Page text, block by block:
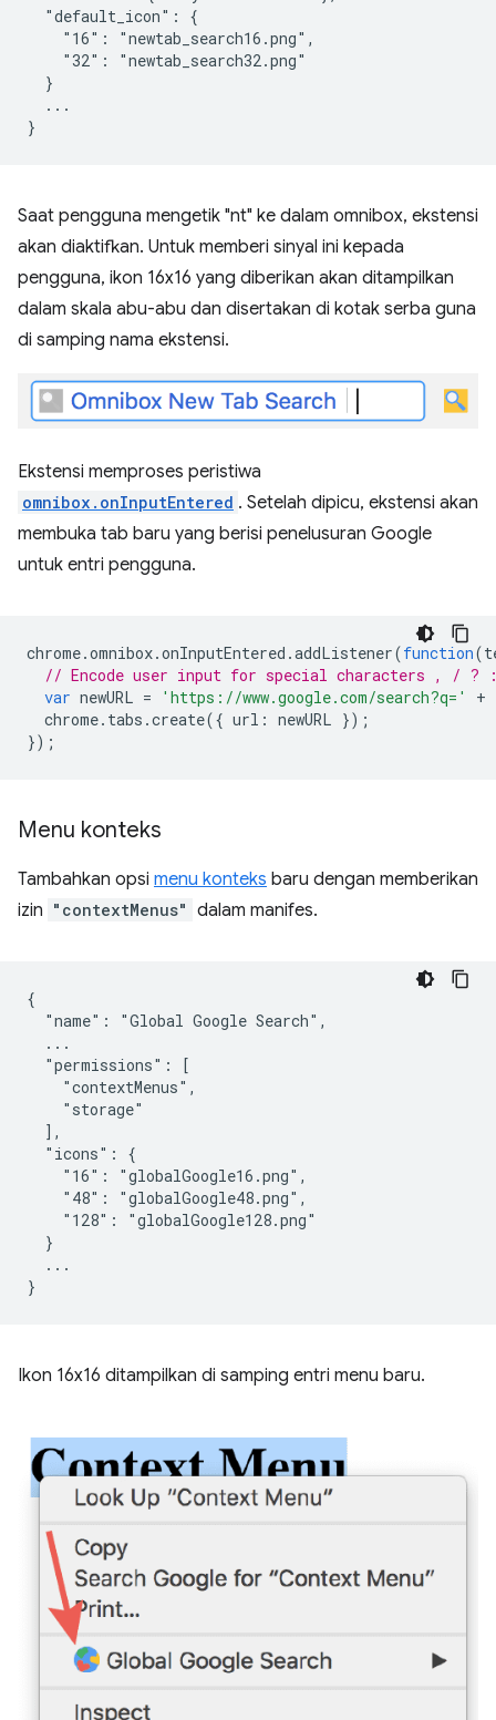
  "default_icon": {
    "16": "newtab_search16.png",
    "32": "newtab_search32.png"
  }
  ...
Saat pengguna mengetik "nt" ke dalam omnibox, ekstensi
akan diaktifkan. Untuk memberi sinyal ini kepada
pengguna, ikon 16x16 yang diberikan akan ditampilkan
dalam skala abu-abu dan disertakan di kotak serba guna
di samping nama ekstensi.
Ekstensi memproses peristiwa
omnibox.onInputEntered . Setelah dipicu, ekstensi akan
membuka tab baru yang berisi penelusuran Google
untuk entri pengguna.
chrome.omnibox.onInputEntered .addListener(function(
// Encode user input for special characters , / ?
var newURL = 'https://www.google.com/search?q=' +
chrome. tabs .create({ url : newURL });
});
Menu konteks
Tambahkan opsi menu konteks baru dengan memberikan
izin "contextMenus" dalam manifes.
{
  "name": "Global Google Search",
  ...
  "permissions": [
    "contextMenus",
    "storage"
  ],
  "icons": {
    "16": "globalGoogle16.png",
    "48": "globalGoogle48.png",
    "128": "globalGoogle128.png"
  }
  ...
Ikon 16x16 ditampilkan di samping entri menu baru.